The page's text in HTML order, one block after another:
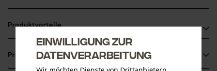
Produktvorteile
Schutz vor Schmutz und Feuchtigkeit durch
Imprägnierung
Produktinformationen
Einwilligung zur
Datenverarbeitung